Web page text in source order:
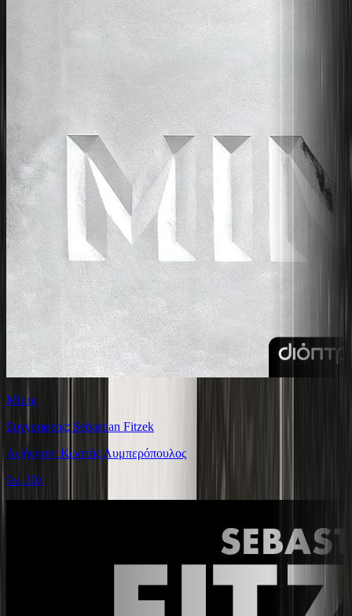
Μίμικ
Συγγραφέας: Sebastian Fitzek
Αφήγηση: Κωστής Λυμπερόπουλος
9ω 20λ